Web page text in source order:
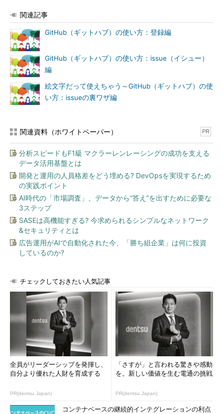
関連記事
GitHub（ギットハブ）の使い方：登録編
GitHub（ギットハブ）の使い方：issue（イシュー）
編
絵文字だって使えちゃう～GitHub（ギットハブ）の使
い方：issueの裏ワザ編
関連資料（ホワイトペーパー） PR
分析スピードもF1級 マクラーレンレーシングの成功を支える
データ活用基盤とは
開発と運用の人員格差をどう埋める? DevOpsを実現するため
の実践ポイント
AI時代の「市場調査」、データから“答え”を出すために必要な
3ステップ
SASEは高機能すぎる? 今求められるシンプルなネットワーク
&セキュリティとは
広告運用がAIで自動化された今、「勝ち組企業」は何に投資
しているのか?
チェックしておきたい人気記事
全員がリーダーシップを発揮し、
自分より優れた人財を育成する
PR(dentsu Japan)
「さすが」と言われる驚きや感動
を。新しい価値を生む電通の挑戦
PR(dentsu Japan)
コンテナベースの継続的インテグレーションの利点